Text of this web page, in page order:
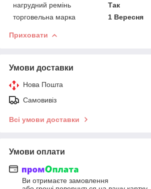
нагрудний ремінь
Так
торговельна марка
1 Вересня
Приховати
Умови доставки
Нова Пошта
Самовивіз
Всі умови доставки
Умови оплати
Ви отримаєте замовлення